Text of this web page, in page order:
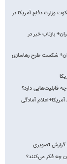
وزارت دفاع آمریکا در
بازتاب خبر در
شکست طرح رهاسازی
قابلیت‌هایی دارد؟
آمادگی
گزارش تصویری
چه فکر می‌کنند؟